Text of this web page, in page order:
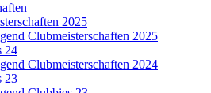
2025
Clubmeisterschaften 2025
24
Clubmeisterschaften 2024
23